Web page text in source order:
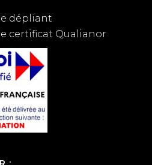
dépliant
certificat Qualianor